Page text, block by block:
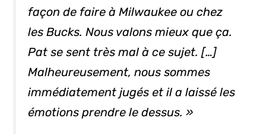
façon de faire à Milwaukee ou chez
les Bucks. Nous valons mieux que ça.
Pat se sent très mal à ce sujet. […]
Malheureusement, nous sommes
immédiatement jugés et il a laissé les
émotions prendre le dessus. »